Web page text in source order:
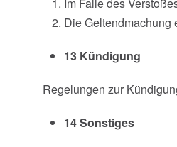
Die Geltendmachung
13 Kündigung
Regelungen zur
14 Sonstiges